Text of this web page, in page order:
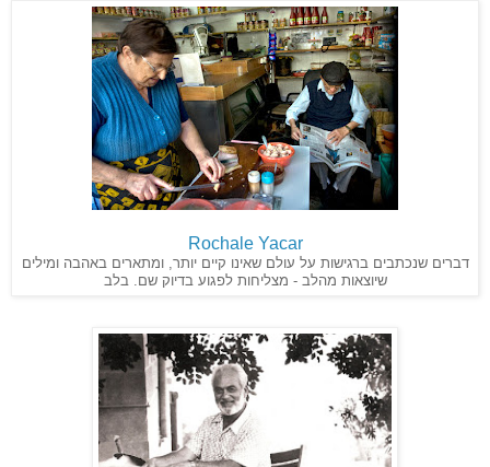
Rochale Yacar
דברים שנכתבים ברגישות על עולם שאינו קיים יותר, ומתארים באהבה ומילים
שיוצאות מהלב - מצליחות לפגוע בדיוק שם. בלב